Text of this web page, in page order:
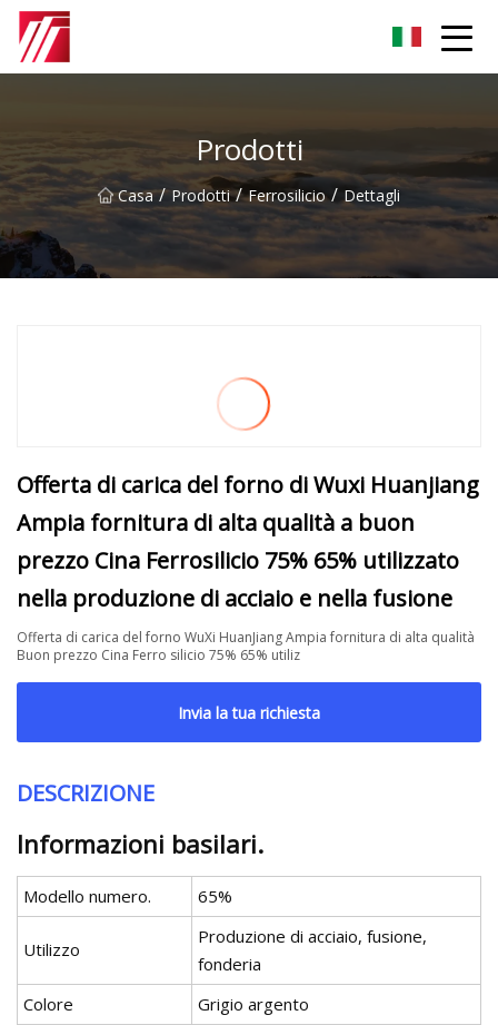
Prodotti
Casa / Prodotti / Ferrosilicio / Dettagli
Offerta di carica del forno di Wuxi Huanjiang
Ampia fornitura di alta qualità a buon
prezzo Cina Ferrosilicio 75% 65% utilizzato
nella produzione di acciaio e nella fusione
Offerta di carica del forno WuXi HuanJiang Ampia fornitura di alta qualità
Buon prezzo Cina Ferro silicio 75% 65% utiliz
Invia la tua richiesta
DESCRIZIONE
Informazioni basilari.
Modello numero. 65%
Utilizzo
Produzione di acciaio, fusione,
fonderia
Colore
Grigio argento